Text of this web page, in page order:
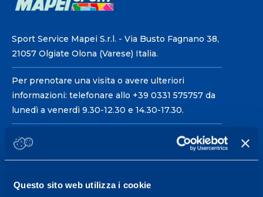
Questo sito web utilizza i cookie
Sport Service Mapei S.r.l. - Via Busto Fagnano 38,
21057 Olgiate Olona (Varese) Italia.
Per prenotare una visita o avere ulteriori
informazioni: telefonare allo +39 0331 575757 da
lunedì a venerdì 9.30-12.30 e 14.30-17.30.
ORARI DI APERTURA RECEPTION
Da Lunedì al Venerdì